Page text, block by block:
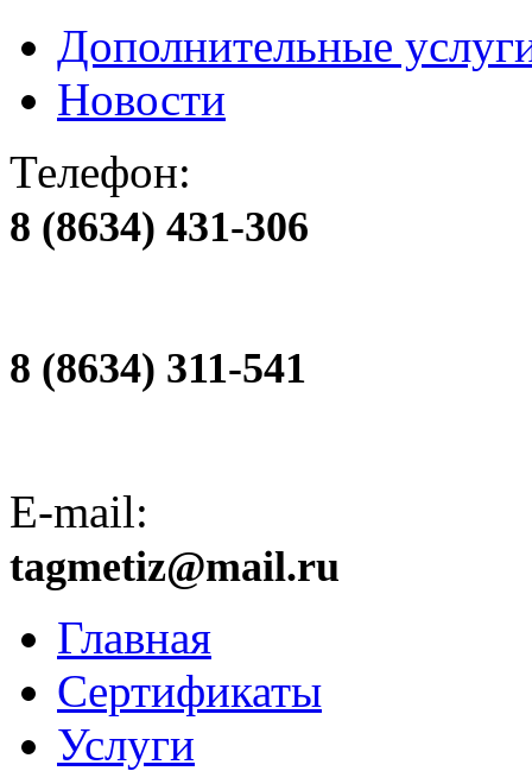
Дополнительные
Новости
Телефон:
8 (8634) 431-306
8 (8634) 311-541
E-mail:
tagmetiz@mail.ru
Главная
Сертификаты
Услуги